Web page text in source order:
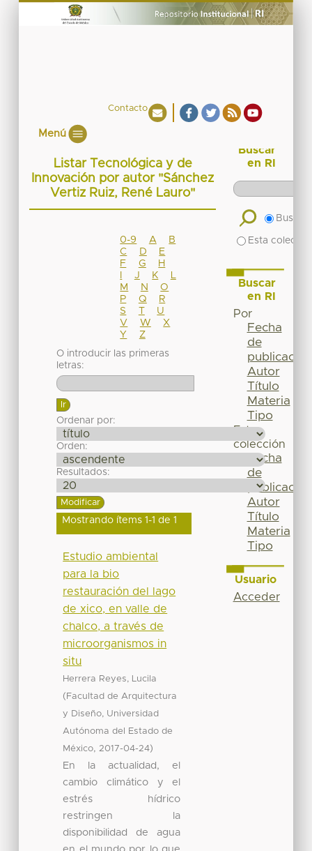
Contacto
Menú
Listar Tecnológica y de
Innovación por autor "Sánchez
Vertiz Ruiz, René Lauro"
0-9 A
B
C
D
E
F
G
H
J K
M
N
O
P
Q
R
S
T
U
V
W
X
Y
Z
O introducir las primeras
letras:
Ordenar por:
Orden:
Resultados:
Mostrando ítems 1-1 de 1
Estudio ambiental
para la bio
restauración del lago
de xico, en valle de
chalco, a través de
microorganismos in
situ
Herrera Reyes, Lucila
( Facultad de Arquitectura
y Diseño, Universidad
Autónoma del Estado de
México, 2017-04-24)
En la actualidad, el
cambio climático y el
estrés hídrico
restringen la
disponibilidad de agua
Buscar
en RI
Buscar
Esta
Buscar
en RI
Por
Fecha
de
publicación
Autor
Título
Materia
Tipo
Esta
colección
Fecha
de
publicación
Autor
Título
Materia
Tipo
Usuario
Acceder